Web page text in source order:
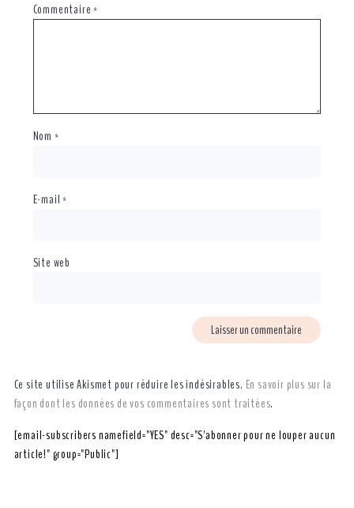
Commentaire*
Nom *
E-mail*
Site web
Ce site utilise Akismet pour réduire les indésirables. En savoir plus sur la
façon dont les données de vos commentaires sont traitées.
[email-subscribers namefield="YES" desc="S'abonner pour ne louper aucun
article!" group="Public"]